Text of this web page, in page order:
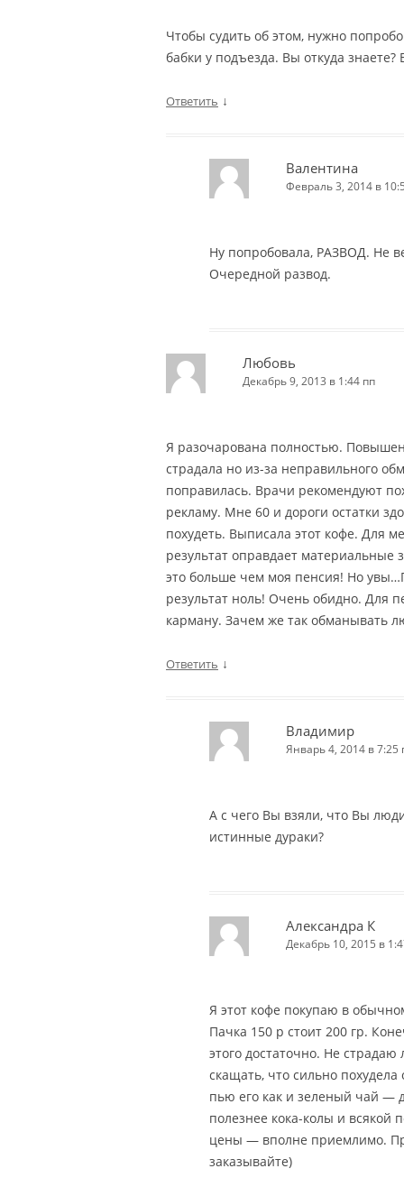
Чтобы судить об этом, нужно
бабки у подъезда. Вы откуда
Ответить ↓
Валентина
Февраль 3, 2014 в
Ну попробовала, РАЗВОД. Не
Очередной развод.
Любовь
Декабрь 9, 2013 в 1:44 пп
Я разочарована полностью.
страдала но из-за неправильного
поправилась. Врачи рекомендуют
рекламу. Мне 60 и дороги остатки
похудеть. Выписала этот кофе. Для
результат оправдает
это больше чем моя пенсия! Но
результат ноль! Очень обидно. Для
карману. Зачем же так обманывать
Ответить ↓
Владимир
Январь 4, 2014 в 7:25
А с чего Вы взяли, что Вы
истинные дураки?
Александра К
Декабрь 10, 2015 в
Я этот кофе покупаю в
Пачка 150 р стоит 200 гр.
этого достаточно. Не
скащать, что сильно
пью его как и зеленый чай —
полезнее кока-колы и всякой
цены — вполне приемлимо.
заказывайте)